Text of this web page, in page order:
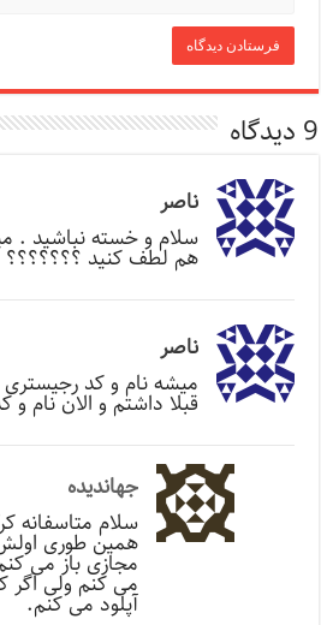
9 دیدگاه
ناصر
سلام و خسته نباشید .
هم لطف کنید ؟؟؟؟؟؟؟
ناصر
میشه نام و کد
قبلا داشتم و الان نام
جهاندیده
سلام متاسفانه
همین طوری اولش
مجازی باز می
می کنم ولی اگر
آپلود می کنم.